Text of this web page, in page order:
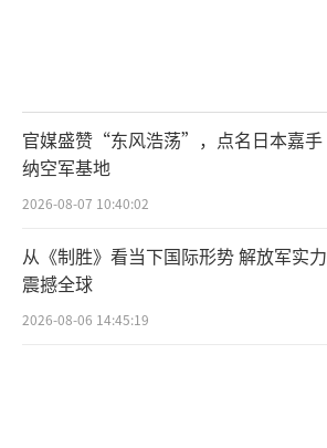
官媒盛赞“东风浩荡”，点名日本嘉手
纳空军基地
2026-08-07 10:40:02
从《制胜》看当下国际形势 解放军实力
震撼全球
2026-08-06 14:45:19